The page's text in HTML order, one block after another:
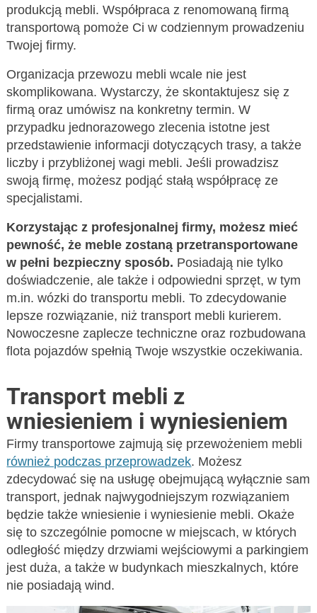
produkcją mebli. Współpraca z renomowaną firmą
transportową pomoże Ci w codziennym prowadzeniu
Twojej firmy.
Organizacja przewozu mebli wcale nie jest
skomplikowana. Wystarczy, że skontaktujesz się z
firmą oraz umówisz na konkretny termin. W
przypadku jednorazowego zlecenia istotne jest
przedstawienie informacji dotyczących trasy, a także
liczby i przybliżonej wagi mebli. Jeśli prowadzisz
swoją firmę, możesz podjąć stałą współpracę ze
specjalistami.
Korzystając z profesjonalnej firmy, możesz mieć
pewność, że meble zostaną przetransportowane
w pełni bezpieczny sposób. Posiadają nie tylko
doświadczenie, ale także i odpowiedni sprzęt, w tym
m.in. wózki do transportu mebli. To zdecydowanie
lepsze rozwiązanie, niż transport mebli kurierem.
Nowoczesne zaplecze techniczne oraz rozbudowana
flota pojazdów spełnią Twoje wszystkie oczekiwania.
Transport mebli z
wniesieniem i wyniesieniem
Firmy transportowe zajmują się przewożeniem mebli
również podczas przeprowadzek. Możesz
zdecydować się na usługę obejmującą wyłącznie sam
transport, jednak najwygodniejszym rozwiązaniem
będzie także wniesienie i wyniesienie mebli. Okaże
się to szczególnie pomocne w miejscach, w których
odległość między drzwiami wejściowymi a parkingiem
jest duża, a także w budynkach mieszkalnych, które
nie posiadają wind.